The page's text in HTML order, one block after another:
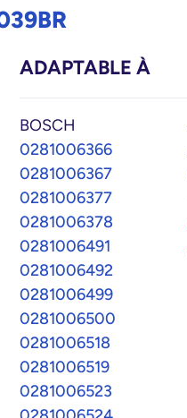
ADAPTABLE À
BOSCH
0281006366
0281006367
0281006377
0281006378
0281006491
0281006492
0281006499
0281006500
0281006518
0281006519
0281006523